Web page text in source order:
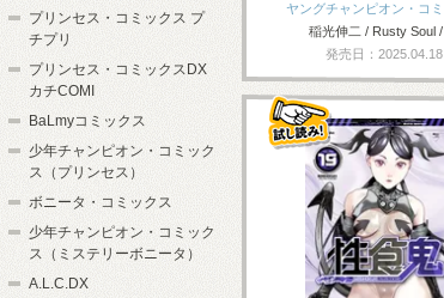
ヤングチャンピオン・コ
稲光伸二 / Rusty Soul /
発売日：2025.04.18
プリンセス・コミックス プ
チプリ
プリンセス・コミックスDX
カチCOMI
BaLmyコミックス
少年チャンピオン・コミック
ス（プリンセス）
ボニータ・コミックス
少年チャンピオン・コミック
ス（ミステリーボニータ）
A.L.C.DX